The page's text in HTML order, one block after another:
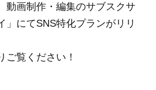
動画制作・編集のサブスクサ
」にてSNS特化プランがリリ
ご覧ください！